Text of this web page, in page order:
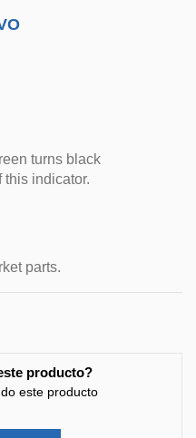
turns black
indicator.
parts.
producto?
este producto